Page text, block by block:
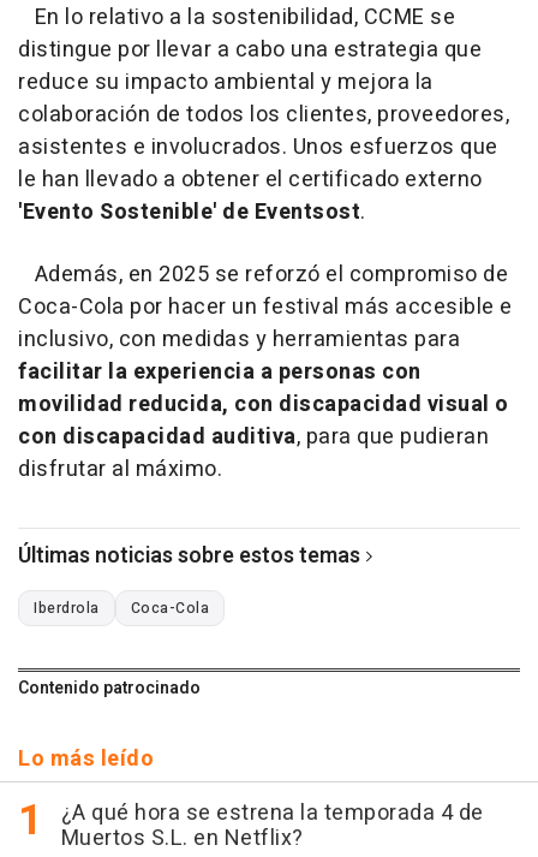
En lo relativo a la sostenibilidad, CCME se
distingue por llevar a cabo una estrategia que
reduce su impacto ambiental y mejora la
colaboración de todos los clientes, proveedores,
asistentes e involucrados. Unos esfuerzos que
le han llevado a obtener el certificado externo
'Evento Sostenible' de Eventsost.
Además, en 2025 se reforzó el compromiso de
Coca-Cola por hacer un festival más accesible e
inclusivo, con medidas y herramientas para
facilitar la experiencia a personas con
movilidad reducida, con discapacidad visual o
con discapacidad auditiva, para que pudieran
disfrutar al máximo.
Últimas noticias sobre estos temas
Iberdrola Coca-Cola
Contenido patrocinado
Lo más leído
¿A qué hora se estrena la temporada 4 de
Muertos S.L. en Netflix?